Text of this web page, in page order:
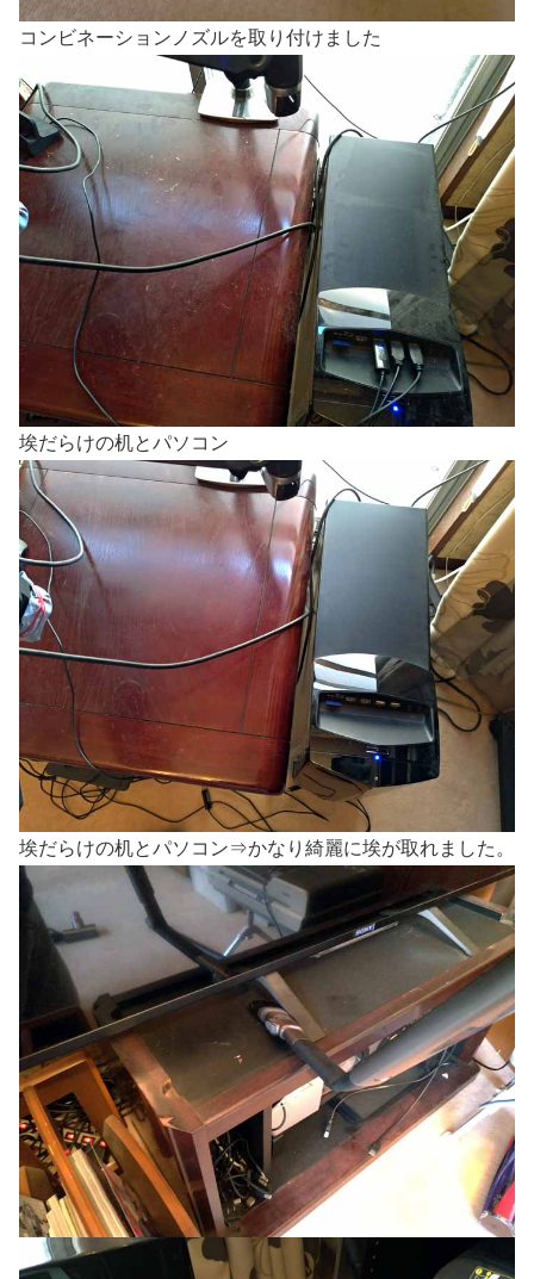
コンビネーションノズルを取り付けました
埃だらけの机とパソコン
埃だらけの机とパソコン⇒かなり綺麗に埃が取れました。